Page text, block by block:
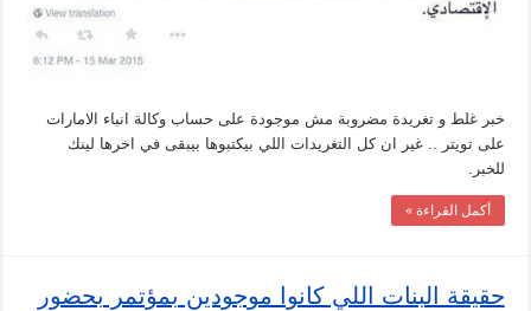
خبر غلط و تغريدة مضروبة مش موجودة على حساب وكالة انباء الامارات
على تويتر .. غير ان كل التغريدات اللي بيكتبوها بيبقى في اخرها لينك
للخبر.
أكمل القراءة »
حقيقة البنات اللي كانوا موجودين بمؤتمر بحضور